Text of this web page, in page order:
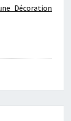
Décoration